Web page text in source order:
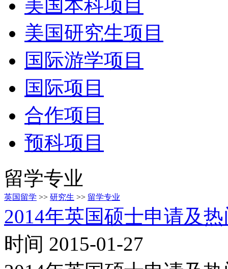
美国本科项目
美国研究生项目
国际游学项目
国际项目
合作项目
预科项目
留学专业
英国留学 >> 研究生 >> 留学专业
2014年英国硕士申请及
时间 2015-01-27